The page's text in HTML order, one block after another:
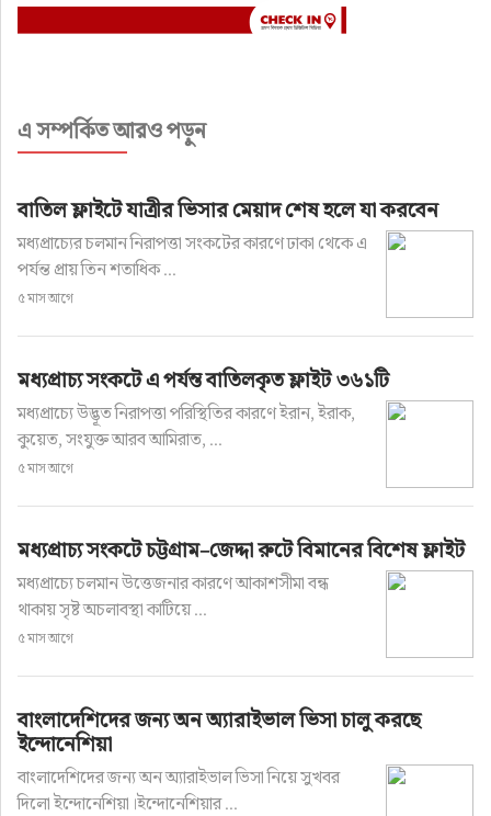
এ সম্পর্কিত আরও পড়ুন
বাতিল ফ্লাইটে যাত্রীর ভিসার মেয়াদ শেষ হলে যা করবেন
মধ্যপ্রাচ্যের চলমান নিরাপত্তা সংকটের কারণে ঢাকা থেকে এ
পর্যন্ত প্রায় তিন শতাধিক ...
৫ মাস আগে
মধ্যপ্রাচ্য সংকটে এ পর্যন্ত বাতিলকৃত ফ্লাইট ৩৬১টি
মধ্যপ্রাচ্যে উদ্ভূত নিরাপত্তা পরিস্থিতির কারণে ইরান, ইরাক,
কুয়েত, সংযুক্ত আরব আমিরাত, ...
৫ মাস আগে
মধ্যপ্রাচ্য সংকটে চট্টগ্রাম–জেদ্দা রুটে বিমানের বিশেষ ফ্লাইট
মধ্যপ্রাচ্যে চলমান উত্তেজনার কারণে আকাশসীমা বন্ধ
থাকায় সৃষ্ট অচলাবস্থা কাটিয়ে ...
৫ মাস আগে
বাংলাদেশিদের জন্য অন অ্যারাইভাল ভিসা চালু করছে
ইন্দোনেশিয়া
বাংলাদেশিদের জন্য অন অ্যারাইভাল ভিসা নিয়ে সুখবর
দিলো ইন্দোনেশিয়া।ইন্দোনেশিয়ার ...